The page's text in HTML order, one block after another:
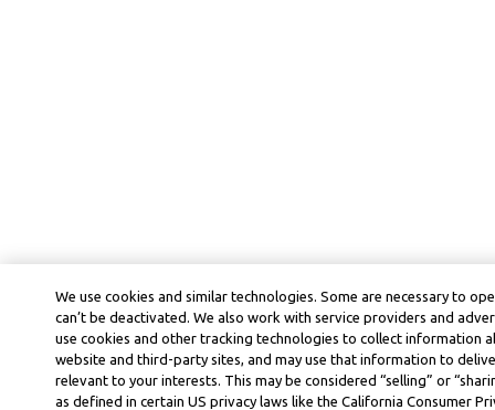
We use cookies and similar technologies. Some are necessary to
can’t be deactivated. We also work with service providers and
use cookies and other tracking technologies to collect information
website and third-party sites, and may use that information to
relevant to your interests. This may be considered “selling” or
as defined in certain US privacy laws like the California Consumer